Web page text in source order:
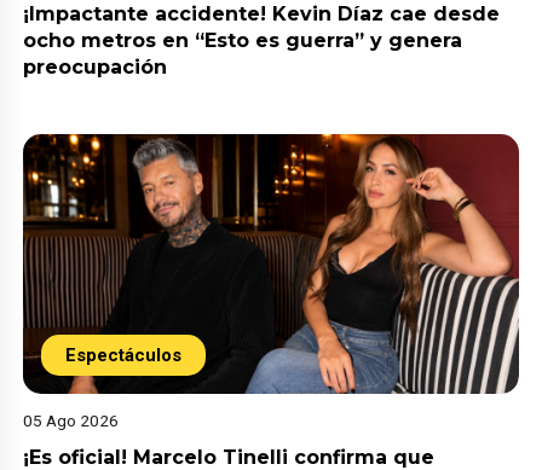
¡Impactante accidente! Kevin Díaz cae desde
ocho metros en “Esto es guerra” y genera
preocupación
Espectáculos
05 Ago 2026
¡Es oficial! Marcelo Tinelli confirma que